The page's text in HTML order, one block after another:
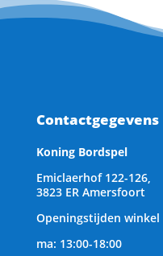
Contactgegevens
Koning Bordspel
Emiclaerhof 122-126,
3823 ER Amersfoort
Openingstijden winkel
ma: 13:00-18:00